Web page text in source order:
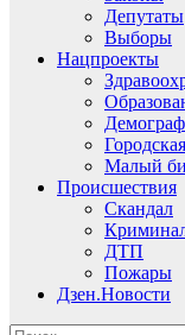
Депутаты
Выборы
Нацпроекты
Малый
Происшествия
Скандал
ДТП
Пожары
Дзен.Новости